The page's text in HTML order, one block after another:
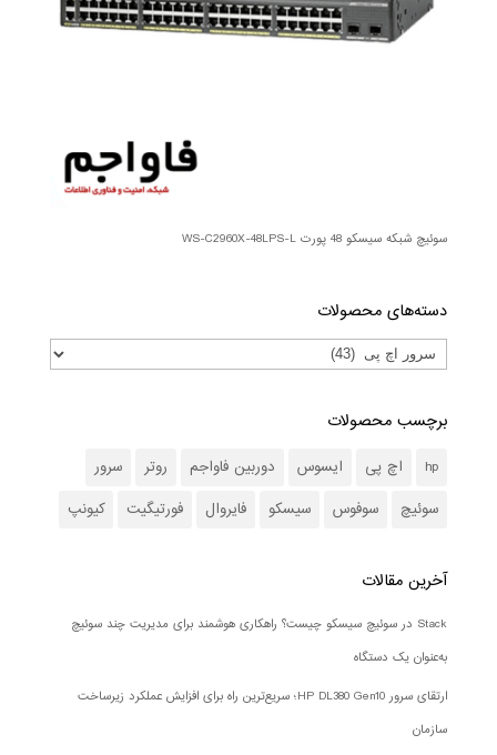
سوئیچ شبکه سیسکو 48 پورت WS-C2960X-48LPS-L
دسته‌های محصولات
برچسب محصولات
hp اچ پی ایسوس دوربین فاواجم روتر
سرور
سوئیچ
سوفوس سیسکو فایروال فورتیگیت کیونپ
آخرین مقالات
Stack در سوئیچ سیسکو چیست؟ راهکاری هوشمند برای مدیریت چند سوئیچ
به‌عنوان یک دستگاه
ارتقای سرور HP DL380 Gen10؛ سریع‌ترین راه برای افزایش عملکرد زیرساخت
سازمان